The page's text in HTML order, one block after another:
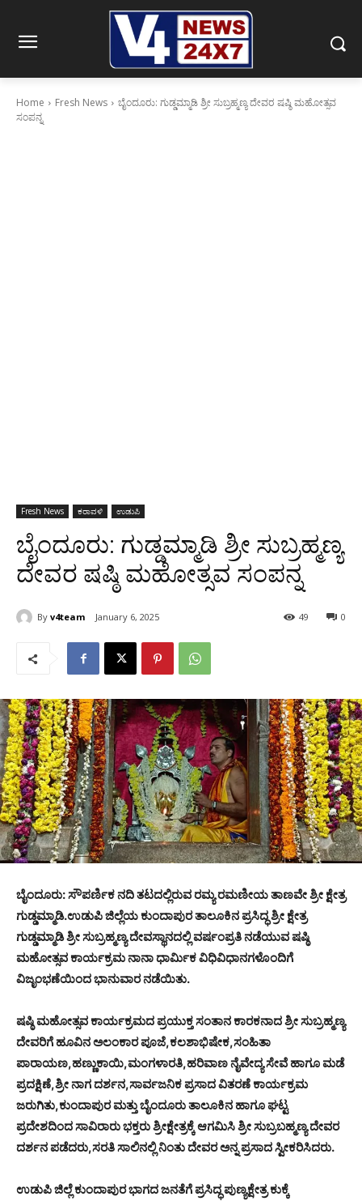
Home Fresh News
ಬೈಂದೂರು: ಗುಡ್ಡಮ್ಮಾಡಿ ಶ್ರೀ ಸುಬ್ರಹ್ಮಣ್ಯ ದೇವರ ಷಷ್ಠಿ ಮಹೋತ್ಸವ
ಸಂಪನ್ನ
Fresh News ಕರಾವಳಿ ಉಡುಪಿ
ಬೈಂದೂರು: ಗುಡ್ಡಮ್ಮಾಡಿ ಶ್ರೀ ಸುಬ್ರಹ್ಮಣ್ಯ
ದೇವರ ಷಷ್ಠಿ ಮಹೋತ್ಸವ ಸಂಪನ್ನ
By v4team January 6, 2025 0
49
ಬೈಂದೂರು: ಸೌಪರ್ಣಿಕ ನದಿ ತಟದಲ್ಲಿರುವ ರಮ್ಯ ರಮಣೀಯ ತಾಣವೇ ಶ್ರೀ ಕ್ಷೇತ್ರ
ಗುಡ್ಡಮ್ಮಾಡಿ.ಉಡುಪಿ ಜಿಲ್ಲೆಯ ಕುಂದಾಪುರ ತಾಲೂಕಿನ ಪ್ರಸಿದ್ಧ ಶ್ರೀ ಕ್ಷೇತ್ರ
ಗುಡ್ಡಮ್ಮಾಡಿ ಶ್ರೀ ಸುಬ್ರಹ್ಮಣ್ಯ ದೇವಸ್ಥಾನದಲ್ಲಿ ವರ್ಷಂಪ್ರತಿ ನಡೆಯುವ ಷಷ್ಠಿ
ಮಹೋತ್ಸವ ಕಾರ್ಯಕ್ರಮ ನಾನಾ ಧಾರ್ಮಿಕ ವಿಧಿವಿಧಾನಗಳೊಂದಿಗೆ
ವಿಜೃಂಭಣೆಯಿಂದ ಭಾನುವಾರ ನಡೆಯಿತು.
ಷಷ್ಠಿ ಮಹೋತ್ಸವ ಕಾರ್ಯಕ್ರಮದ ಪ್ರಯುಕ್ತ ಸಂತಾನ ಕಾರಕನಾದ ಶ್ರೀ ಸುಬ್ರಹ್ಮಣ್ಯ
ದೇವರಿಗೆ ಹೂವಿನ ಅಲಂಕಾರ ಪೂಜೆ,ಕಲಶಾಭಿಷೇಕ,ಸಂಹಿತಾ
ಪಾರಾಯಣ,ಹಣ್ಣುಕಾಯಿ,ಮಂಗಳಾರತಿ,ಹರಿವಾಣ ನೈವೇದ್ಯ ಸೇವೆ ಹಾಗೂ ಮಡೆ
ಪ್ರದಕ್ಷಿಣೆ,ಶ್ರೀ ನಾಗ ದರ್ಶನ,ಸಾರ್ವಜನಿಕ ಪ್ರಸಾದ ವಿತರಣೆ ಕಾರ್ಯಕ್ರಮ
ಜರುಗಿತು,ಕುಂದಾಪುರ ಮತ್ತು ಬೈಂದೂರು ತಾಲೂಕಿನ ಹಾಗೂ ಘಟ್ಟ
ಪ್ರದೇಶದಿಂದ ಸಾವಿರಾರು ಭಕ್ತರು ಶ್ರೀಕ್ಷೇತ್ರಕ್ಕೆ ಆಗಮಿಸಿ ಶ್ರೀ ಸುಬ್ರಬಹ್ಮಣ್ಯ ದೇವರ
ದರ್ಶನ ಪಡೆದರು,ಸರತಿ ಸಾಲಿನಲ್ಲಿ ನಿಂತು ದೇವರ ಅನ್ನ ಪ್ರಸಾದ ಸ್ವೀಕರಿಸಿದರು.
ಉಡುಪಿ ಜಿಲ್ಲೆ ಕುಂದಾಪುರ ಭಾಗದ ಜನತೆಗೆ ಪ್ರಸಿದ್ಧ ಪುಣ್ಯಕ್ಷೇತ್ರ ಕುಕ್ಕೆ